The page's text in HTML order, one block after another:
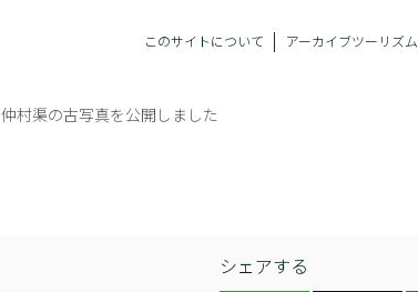
このサイトについて アーカイブツーリズム
仲村渠の古写真を公開しました
シェアする